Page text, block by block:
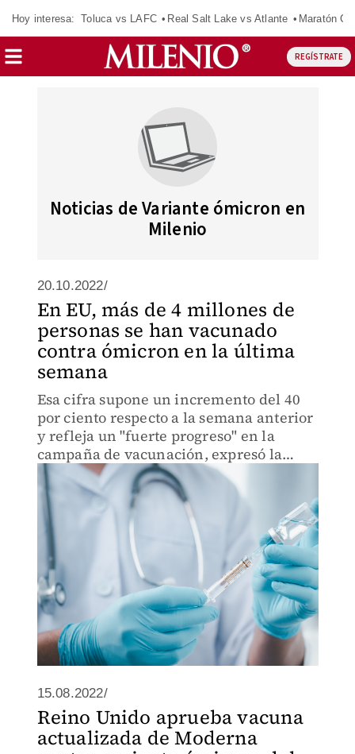
Hoy interesa: Toluca vs LAFC Real Salt Lake vs Atlante Maratón
REGÍSTRATE
Noticias de Variante ómicron en
Milenio
20.10.2022/
En EU, más de 4 millones de
personas se han vacunado
contra ómicron en la última
semana
Esa cifra supone un incremento del 40
por ciento respecto a la semana anterior
y refleja un "fuerte progreso" en la
campaña de vacunación, expresó la
vocera de la Casa Blanca.
15.08.2022/
Reino Unido aprueba vacuna
actualizada de Moderna